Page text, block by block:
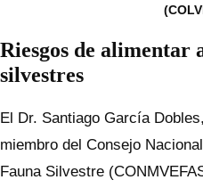
Riesgos de alimentar
silvestres
El Dr. Santiago García
miembro del Consejo
Fauna Silvestre